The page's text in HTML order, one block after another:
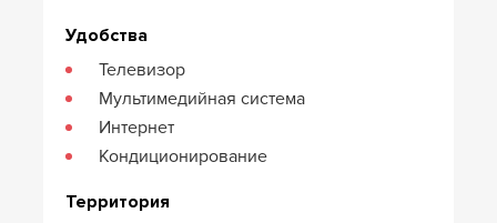
Удобства
Телевизор
Мультимедийная система
Интернет
Кондиционирование
Территория